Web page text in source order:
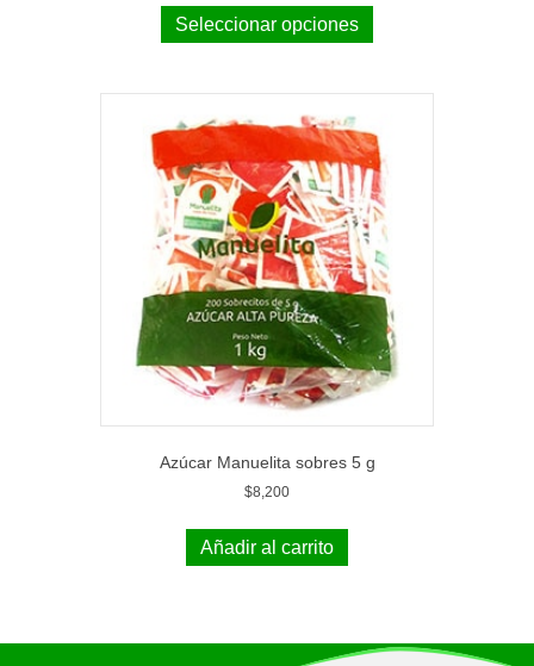
Seleccionar opciones
Azúcar Manuelita sobres 5 g
$8,200
Añadir al carrito